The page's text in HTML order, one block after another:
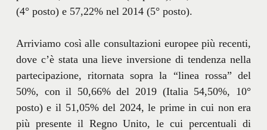
(4° posto) e 57,22% nel 2014 (5° posto).
Arriviamo così alle consultazioni europee più recenti,
dove c’è stata una lieve inversione di tendenza nella
partecipazione, ritornata sopra la “linea rossa” del
50%, con il 50,66% del 2019 (Italia 54,50%, 10°
posto) e il 51,05% del 2024, le prime in cui non era
più presente il Regno Unito, le cui percentuali di